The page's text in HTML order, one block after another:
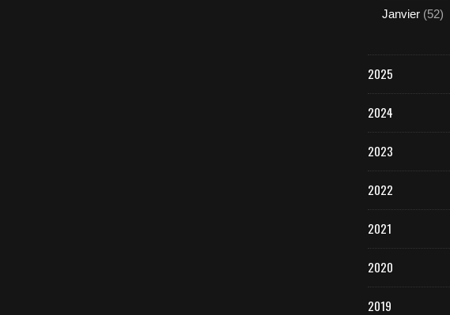
Janvier (52)
2025
2024
2023
2022
2021
2020
2019